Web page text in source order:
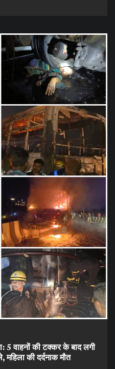
5 वाहनों की टक्कर के बाद लगी
की दर्दनाक मौत